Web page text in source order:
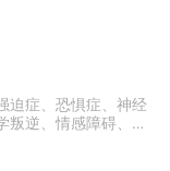
迫症、恐惧症、神经
叛逆、情感障碍、幻
植物神经紊乱、成
，尤其擅长结合药